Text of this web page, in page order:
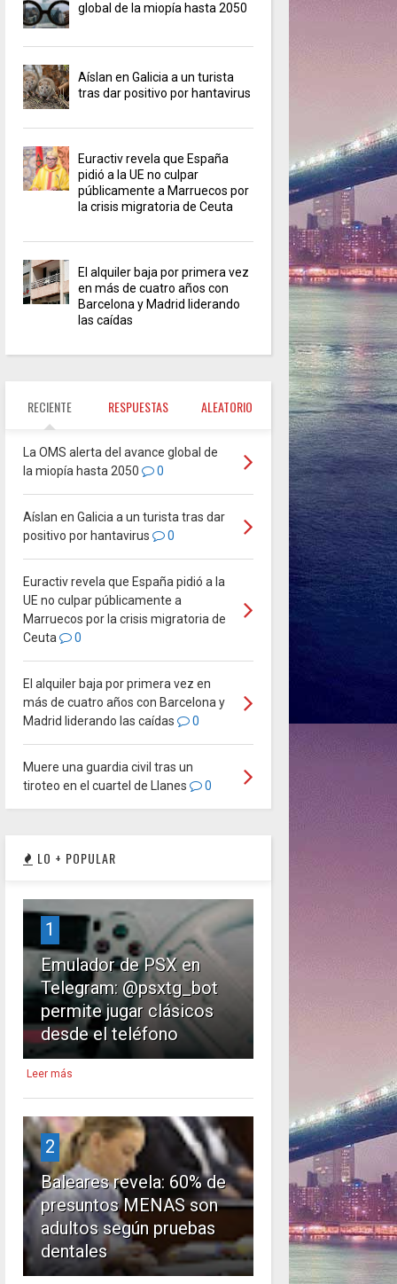
global de la miopía hasta 2050
Aíslan en Galicia a un turista
tras dar positivo por hantavirus
Euractiv revela que España
pidió a la UE no culpar
públicamente a Marruecos por
la crisis migratoria de Ceuta
El alquiler baja por primera vez
en más de cuatro años con
Barcelona y Madrid liderando
las caídas
RECIENTE RESPUESTAS ALEATORIO
La OMS alerta del avance global de
la miopía hasta 2050
0
Aíslan en Galicia a un turista tras dar
positivo por hantavirus
0
Euractiv revela que España pidió a la
UE no culpar públicamente a
Marruecos por la crisis migratoria de
Ceuta
0
El alquiler baja por primera vez en
más de cuatro años con Barcelona y
Madrid liderando las caídas
0
Muere una guardia civil tras un
tiroteo en el cuartel de Llanes
0
LO + POPULAR
1
Emulador de PSX en
Telegram: @psxtg_bot
permite jugar clásicos
desde el teléfono
Leer más
2
Baleares revela: 60% de
presuntos MENAS son
adultos según pruebas
dentales